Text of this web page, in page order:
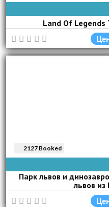
Land Of Legends
Парк львов и
львов
2127 Booked